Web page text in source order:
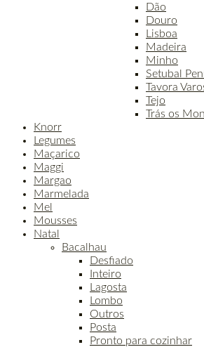
Dão
Douro
Lisboa
Madeira
Minho
Setubal
Tavora
Tejo
Trás os
Knorr
Legumes
Maçarico
Maggi
Margao
Marmelada
Mel
Mousses
Natal
Bacalhau
Desfiado
Inteiro
Lagosta
Lombo
Outros
Posta
Pronto para cozinhar